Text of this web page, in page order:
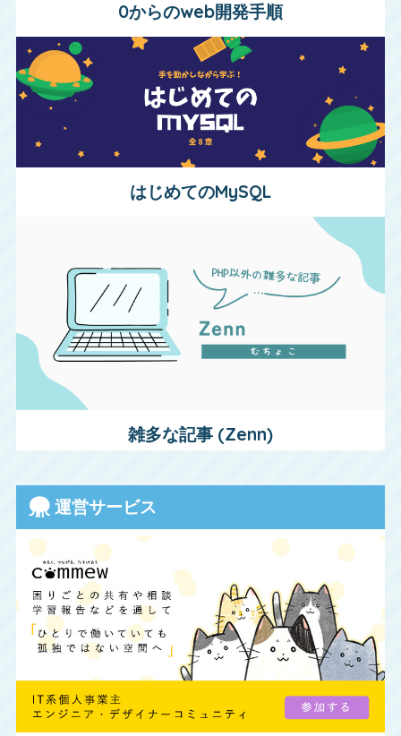
0からのweb開発手順
はじめてのMySQL
雑多な記事 (Zenn)
運営サービス